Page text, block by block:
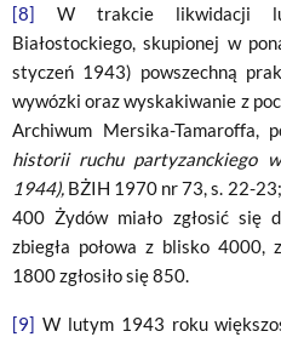
[8] W trakcie likwidacji
Białostockiego, skupionej w
styczeń 1943) powszechną
wywózki oraz wyskakiwanie z
Archiwum Mersika-Tamaroffa,
historii ruchu partyzanckiego
1944), BŻIH 1970 nr 73, s. 22-
400 Żydów miało zgłosić się
zbiegła połowa z blisko 4000,
1800 zgłosiło się 850.
[9] W lutym 1943 roku